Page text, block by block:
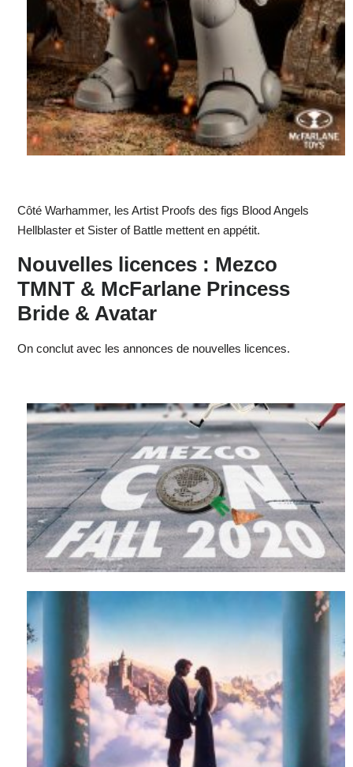
Côté Warhammer, les Artist Proofs des figs Blood Angels
Hellblaster et Sister of Battle mettent en appétit.
Nouvelles licences : Mezco
TMNT & McFarlane Princess
Bride & Avatar
On conclut avec les annonces de nouvelles licences.